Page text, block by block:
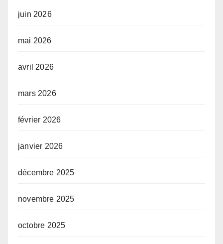
juin 2026
mai 2026
avril 2026
mars 2026
février 2026
janvier 2026
décembre 2025
novembre 2025
octobre 2025